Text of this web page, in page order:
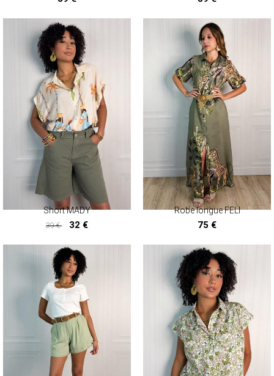
Short MADY
39 €
32 €
Robe longue FELI
75 €